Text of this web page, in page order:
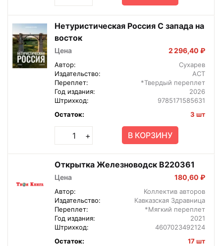
Нетуристическая Россия С запада на
восток
Цена 2 296,40 ₽
Автор:
Сухарев
Издательство:
АСТ
Переплет:
*Твердый переплет
Год издания:
2026
Штрихкод:
9785171585631
Остаток:
3 шт
+ В КОРЗИНУ
Открытка Железноводск В220361
Цена 180,60 ₽
Автор:
Коллектив авторов
Издательство:
Кавказская Здравница
Переплет:
*Мягкий переплет
Год издания:
2021
Штрихкод:
4607023492124
Остаток:
17 шт